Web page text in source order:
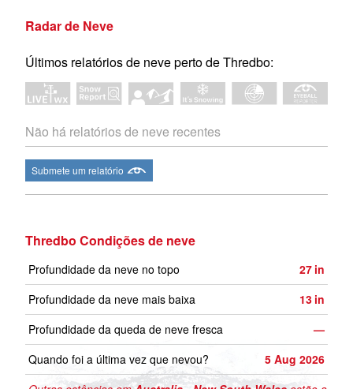
Radar de Neve
Últimos relatórios de neve perto de Thredbo:
Não há relatórios de neve recentes
Submete um relatório
Thredbo Condições de neve
Profundidade da neve no topo 27 in
Profundidade da neve mais baixa
13 in
Profundidade da queda de neve fresca
—
Quando foi a última vez que nevou?
5 Aug 2026